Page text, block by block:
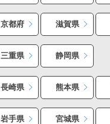
京都府 滋賀県
三重県 静岡県
長崎県 熊本県
岩手県 宮城県